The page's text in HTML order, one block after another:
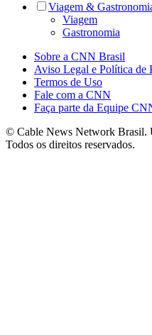
Viagem &
Viagem
Gastronomia
Sobre a CNN Brasil
Aviso Legal e Política de
Termos de Uso
Fale com a CNN
Faça parte da Equipe
© Cable News Network
Todos os direitos reservados.